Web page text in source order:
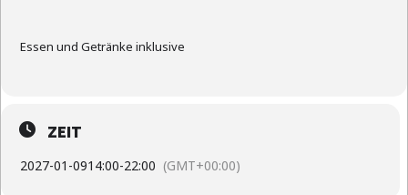
Essen und Getränke inklusive
ZEIT
2027-01-0914:00-22:00 (GMT+00:00)